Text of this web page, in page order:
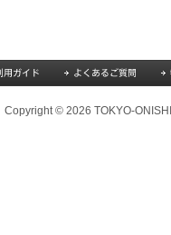
Copyright © 2026 TOKYO-